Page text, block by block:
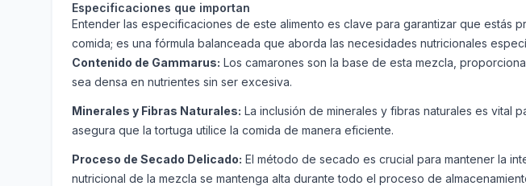
Especificaciones que importan
Entender las especificaciones de este alimento es clave para garantizar que estás
comida; es una fórmula balanceada que aborda las necesidades nutricionales
Contenido de Gammarus: Los camarones son la base de esta mezcla,
sea densa en nutrientes sin ser excesiva.
Minerales y Fibras Naturales: La inclusión de minerales y fibras naturales es vital
asegura que la tortuga utilice la comida de manera eficiente.
Proceso de Secado Delicado: El método de secado es crucial para mantener la
nutricional de la mezcla se mantenga alta durante todo el proceso de